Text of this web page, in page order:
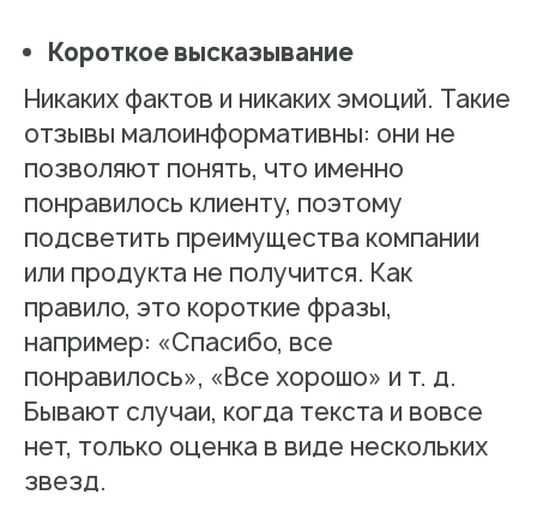
Короткое высказывание
Никаких фактов и никаких эмоций. Такие
отзывы малоинформативны: они не
позволяют понять, что именно
понравилось клиенту, поэтому
подсветить преимущества компании
или продукта не получится. Как
правило, это короткие фразы,
например: «Спасибо, все
понравилось», «Все хорошо» и т. д.
Бывают случаи, когда текста и вовсе
нет, только оценка в виде нескольких
звезд.